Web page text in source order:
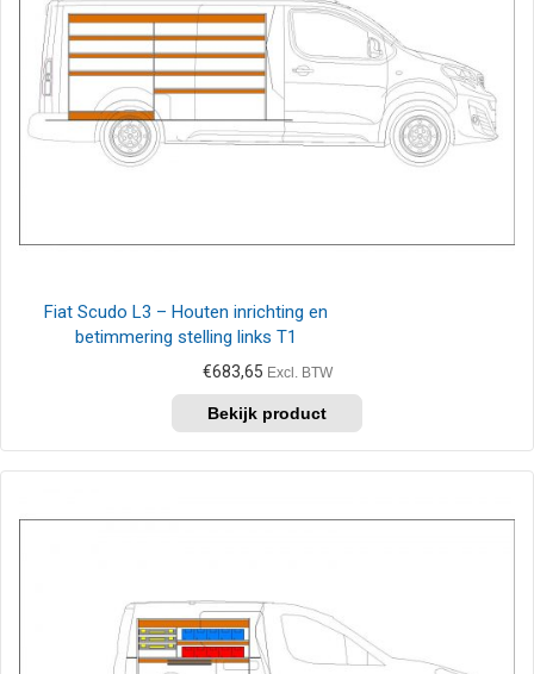
Fiat Scudo L3 – Houten inrichting en
betimmering stelling links T1
€683,65 Excl. BTW